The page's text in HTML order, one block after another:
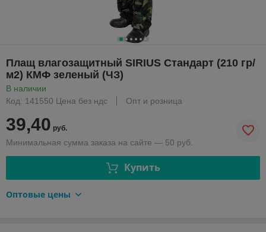
Плащ влагозащитный SIRIUS Стандарт (210 гр/
м2) КМФ зеленый (ЧЗ)
В наличии
Код: 141550 Цена без ндс
Опт и розница
39,40 руб.
Минимальная сумма заказа на сайте — 50 руб.
Купить
Оптовые цены